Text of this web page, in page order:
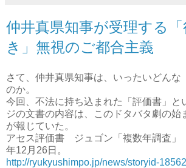
仲井真県知事が受理する
き」無視のご都合主義
さて、仲井真県知事は、いったいどんな
のか。
今回、不法に持ち込まれた「評価書」と
ジの文書の内容は、このドタバタ劇の始
が報じていた。
アセス評価書 ジュゴン「複数年調査」
年12月26日。
http://ryukyushimpo.jp/news/storyid-